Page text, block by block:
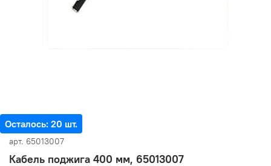
Осталось: 20 шт.
арт. 65013007
Кабель поджига 400 мм, 65013007